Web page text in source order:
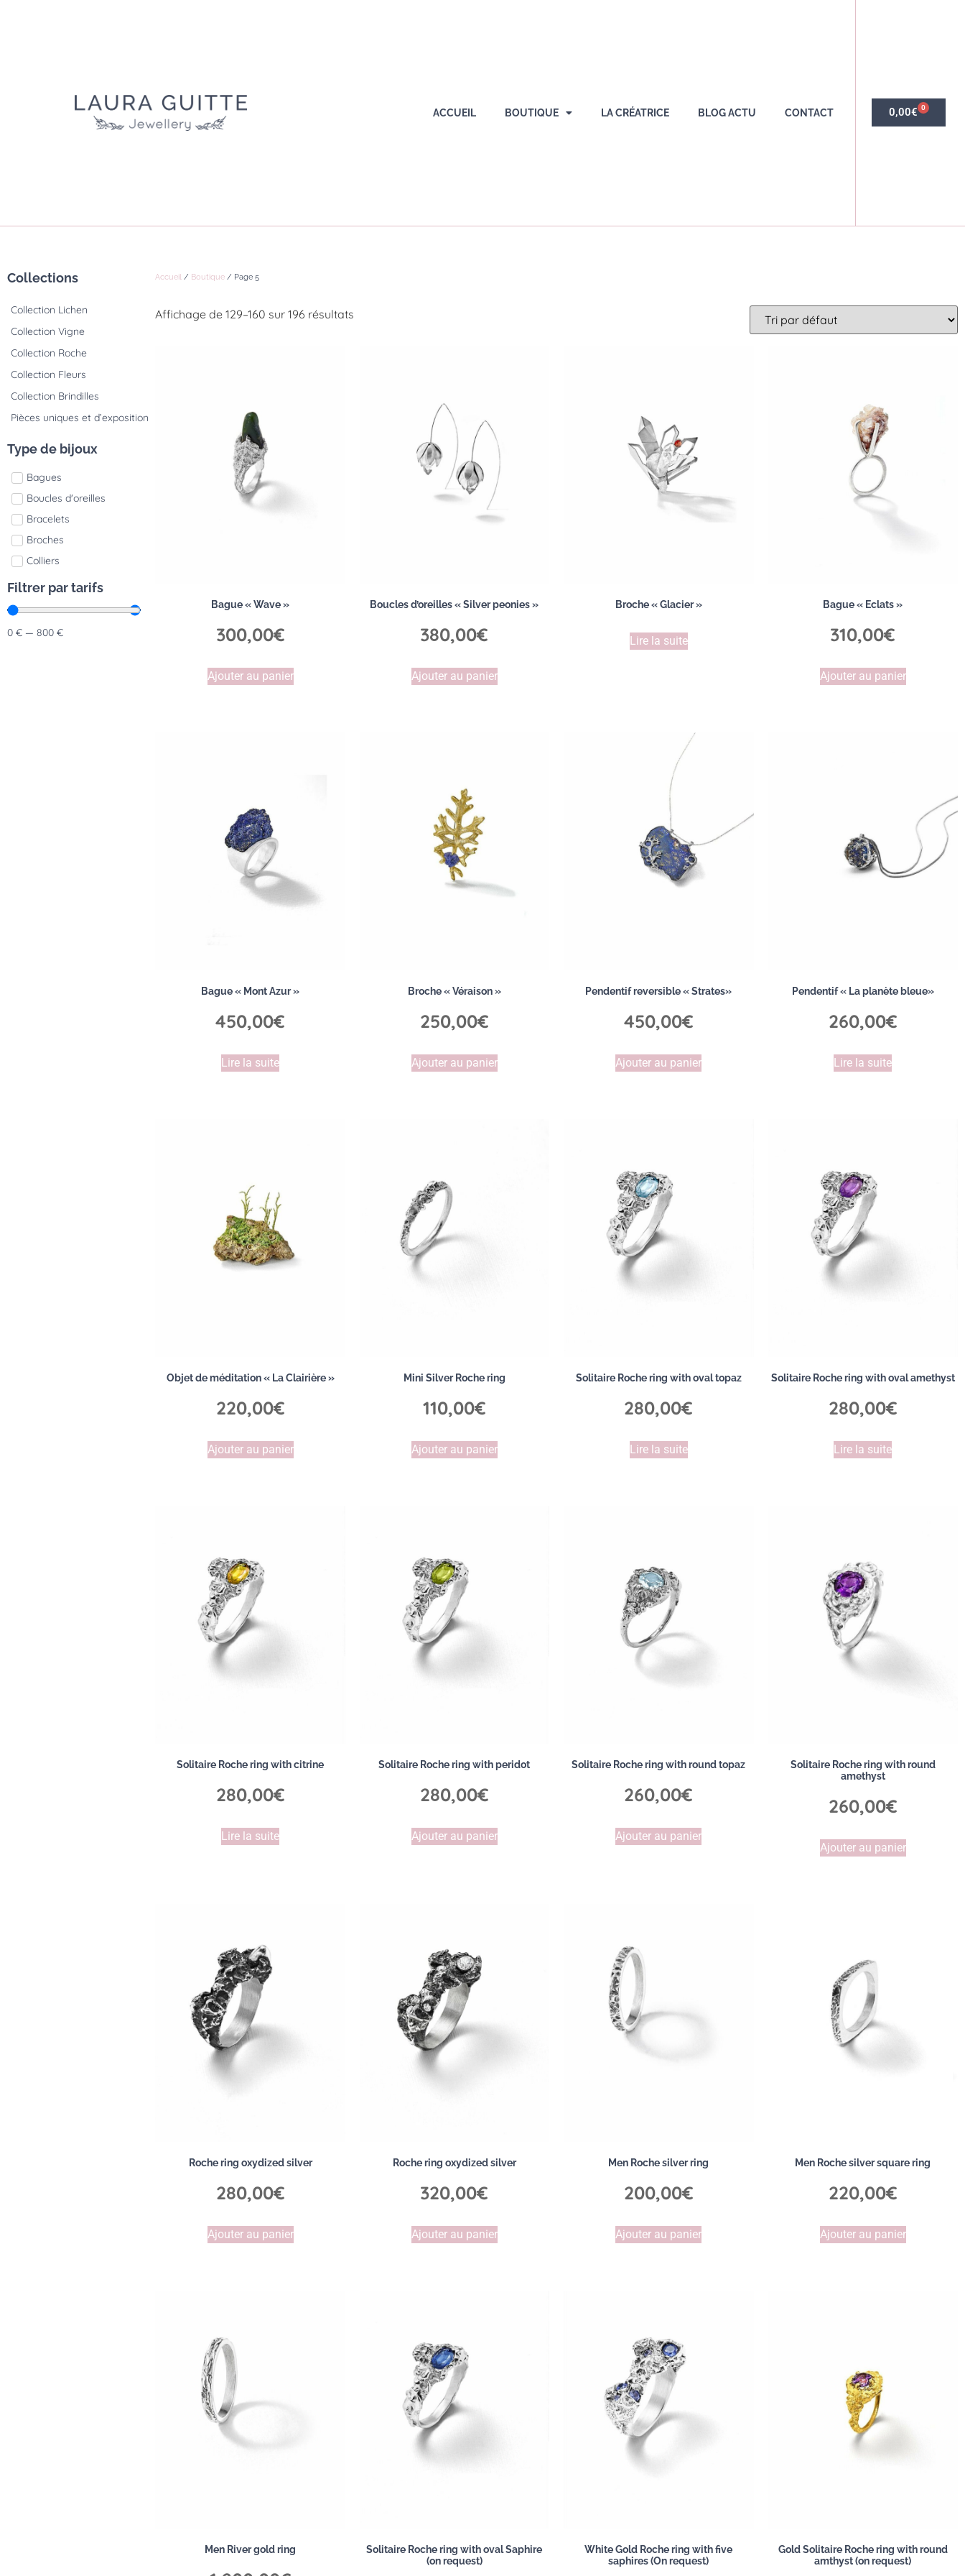
ACCUEIL BOUTIQUE LA CRÉATRICE BLOG ACTU CONTACT 0,00€ 0
Collections
Collection Lichen
Collection Vigne
Collection Roche
Collection Fleurs
Collection Brindilles
Pièces uniques et d’exposition
Type de bijoux
Bagues
Boucles d'oreilles
Bracelets
Broches
Colliers
Filtrer par tarifs
0 € — 800 €
Accueil / Boutique / Page 5
Affichage de 129–160 sur 196 résultats
Bague « Wave »
300,00€
Ajouter au panier
Boucles d’oreilles « Silver peonies »
380,00€
Ajouter au panier
Broche « Glacier »
Lire la suite
Bague « Eclats »
310,00€
Ajouter au panier
Bague « Mont Azur »
450,00€
Lire la suite
Broche « Véraison »
250,00€
Ajouter au panier
Pendentif reversible « Strates»
450,00€
Ajouter au panier
Pendentif « La planète bleue»
260,00€
Lire la suite
Objet de méditation « La Clairière »
220,00€
Ajouter au panier
Mini Silver Roche ring
110,00€
Ajouter au panier
Solitaire Roche ring with oval topaz
280,00€
Lire la suite
Solitaire Roche ring with oval amethyst
280,00€
Lire la suite
Solitaire Roche ring with citrine
280,00€
Lire la suite
Solitaire Roche ring with peridot
280,00€
Ajouter au panier
Solitaire Roche ring with round topaz
260,00€
Ajouter au panier
Solitaire Roche ring with round
amethyst
260,00€
Ajouter au panier
Roche ring oxydized silver
280,00€
Ajouter au panier
Roche ring oxydized silver
320,00€
Ajouter au panier
Men Roche silver ring
200,00€
Ajouter au panier
Men Roche silver square ring
220,00€
Ajouter au panier
Men River gold ring
Solitaire Roche ring with oval Saphire
(on request)
White Gold Roche ring with five
saphires (On request)
Gold Solitaire Roche ring with round
amthyst (on request)